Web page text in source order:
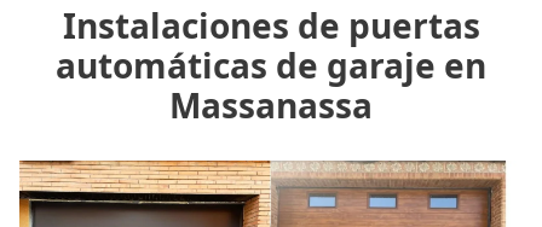
Instalaciones de puertas
automáticas de garaje en
Massanassa